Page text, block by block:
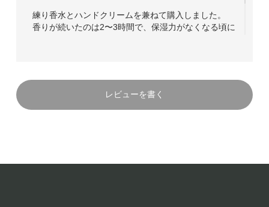
練り香水とハンドクリームを兼ねて購入しました。
香りが続いたのは2〜3時間で、保湿力がなくなる頃に
レビューを書く